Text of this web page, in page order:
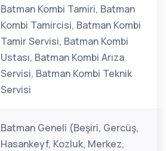
Batman Kombi Tamiri, Batman
Kombi Tamircisi, Batman Kombi
Tamir Servisi, Batman Kombi
Ustası, Batman Kombi Arıza
Servisi, Batman Kombi Teknik
Servisi
Batman Geneli (Beşiri, Gercüş,
Hasankeyf, Kozluk, Merkez,